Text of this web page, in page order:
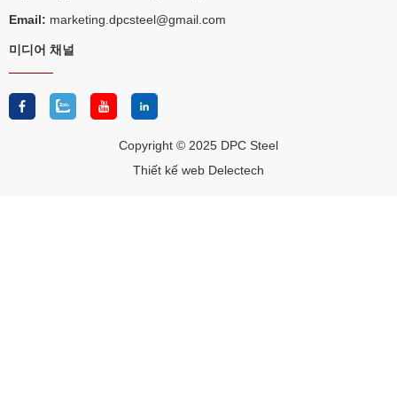
Email: marketing.dpcsteel@gmail.com
미디어 채널
Copyright © 2025 DPC Steel
Thiết kế web Delectech